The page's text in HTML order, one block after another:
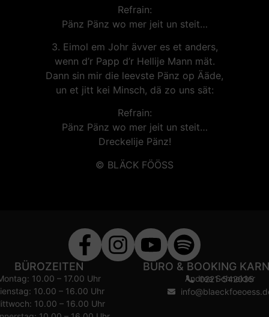
Refrain:
Pänz Pänz wo mer jeit un steit…
3. Eimol em Johr ävver es et anders,
wenn d’r Papp d’r Hellije Mann mät.
Dann sin mir die leevste Pänz op Ääde,
un et jitt kei Minsch, dä zo uns sät:
Refrain:
Pänz Pänz wo mer jeit un steit…
Dreckelije Pänz!
© BLÄCK FÖÖSS
BÜROZEITEN
10.00 – 17.00 Uhr
10.00 – 16.00 Uhr
10.00 – 16.00 Uhr
BÜRO & BOOKING
Andrea Schneider
0221-542035